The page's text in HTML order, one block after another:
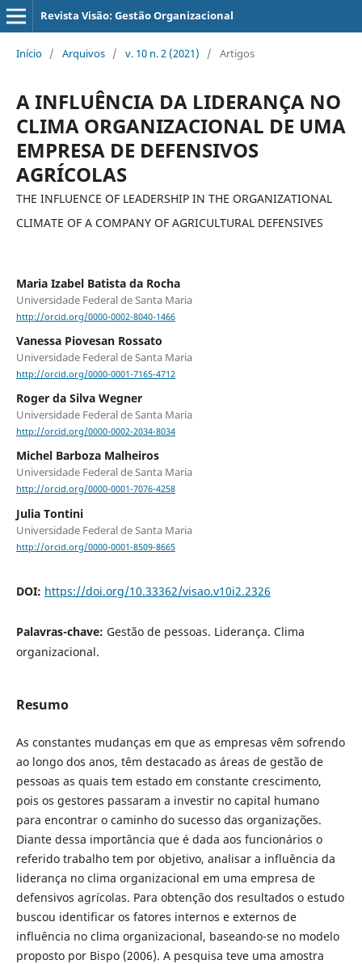
Revista Visão: Gestão Organizacional
Início / Arquivos / v. 10 n. 2 (2021) / Artigos
A INFLUÊNCIA DA LIDERANÇA NO
CLIMA ORGANIZACIONAL DE UMA
EMPRESA DE DEFENSIVOS
AGRÍCOLAS
THE INFLUENCE OF LEADERSHIP IN THE ORGANIZATIONAL
CLIMATE OF A COMPANY OF AGRICULTURAL DEFENSIVES
Maria Izabel Batista da Rocha
Universidade Federal de Santa Maria
http://orcid.org/0000-0002-8040-1466
Vanessa Piovesan Rossato
Universidade Federal de Santa Maria
http://orcid.org/0000-0001-7165-4712
Roger da Silva Wegner
Universidade Federal de Santa Maria
http://orcid.org/0000-0002-2034-8034
Michel Barboza Malheiros
Universidade Federal de Santa Maria
http://orcid.org/0000-0001-7076-4258
Julia Tontini
Universidade Federal de Santa Maria
http://orcid.org/0000-0001-8509-8665
DOI: https://doi.org/10.33362/visao.v10i2.2326
Palavras-chave: Gestão de pessoas. Liderança. Clima
organizacional.
Resumo
As constantes mudanças em que as empresas vêm sofrendo
ao longo dos anos, têm destacado as áreas de gestão de
pessoas as quais tem estado em constante crescimento,
pois os gestores passaram a investir no capital humano
para encontrar o caminho do sucesso das organizações.
Diante dessa importância que é dada aos funcionários o
referido trabalho tem por objetivo, analisar a influência da
liderança no clima organizacional em uma empresa de
defensivos agrícolas. Para obtenção dos resultados o estudo
buscou identificar os fatores internos e externos de
influência no clima organizacional, baseando-se no modelo
proposto por Bispo (2006). A pesquisa teve uma amostra